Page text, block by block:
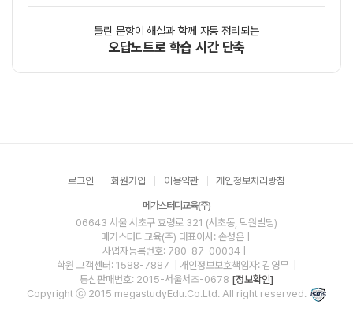
틀린 문항이 해설과 함께 자동 정리되는
오답노트로 학습 시간 단축
로그인 회원가입 이용약관 개인정보처리방침
메가스터디교육(주)
06643 서울 서초구 효령로 321 (서초동, 덕원빌딩)
메가스터디교육(주) 대표이사: 손성은 |
사업자등록번호: 780-87-00034
학원 고객센터: 1588-7887
| 개인정보보호책임자: 김영무
통신판매번호: 2015-서울서초-0678 [정보확인]
Copyright ⓒ 2015 megastudyEdu.Co.Ltd. All right reserved.